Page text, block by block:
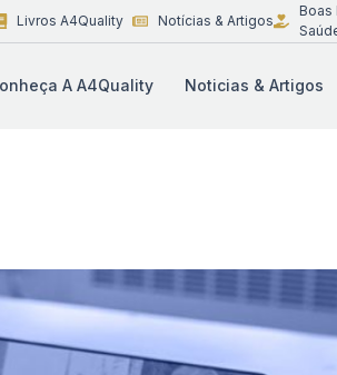
Livros A4Quality Notícias & Artigos
Boas
A A4Quality Noticias & Artigos